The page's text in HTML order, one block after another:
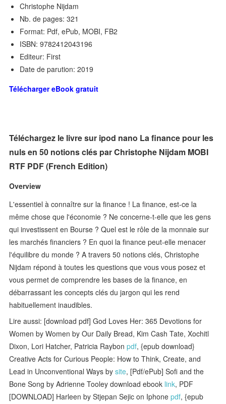
Christophe Nijdam
Nb. de pages: 321
Format: Pdf, ePub, MOBI, FB2
ISBN: 9782412043196
Editeur: First
Date de parution: 2019
Télécharger eBook gratuit
Téléchargez le livre sur ipod nano La finance pour les
nuls en 50 notions clés par Christophe Nijdam MOBI
RTF PDF (French Edition)
Overview
L'essentiel à connaître sur la finance ! La finance, est-ce la
même chose que l'économie ? Ne concerne-t-elle que les gens
qui investissent en Bourse ? Quel est le rôle de la monnaie sur
les marchés financiers ? En quoi la finance peut-elle menacer
l'équilibre du monde ? A travers 50 notions clés, Christophe
Nijdam répond à toutes les questions que vous vous posez et
vous permet de comprendre les bases de la finance, en
débarrassant les concepts clés du jargon qui les rend
habituellement inaudibles.
Lire aussi: [download pdf] God Loves Her: 365 Devotions for
Women by Women by Our Daily Bread, Kim Cash Tate, Xochitl
Dixon, Lori Hatcher, Patricia Raybonpdf, {epub download}
Creative Acts for Curious People: How to Think, Create, and
Lead in Unconventional Ways bysite, [Pdf/ePub] Sofi and the
Bone Song by Adrienne Tooley download ebook link, PDF
[DOWNLOAD] Harleen by Stjepan Sejic on Iphonepdf, {epub